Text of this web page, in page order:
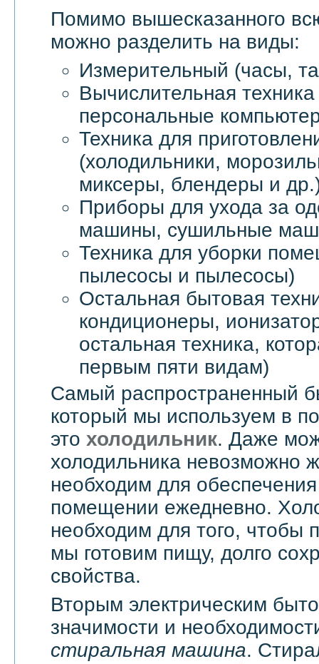
Помимо вышесказанного
можно разделить на виды:
Измерительный (часы,
Вычислительная
персональные
Техника для
(холодильники,
миксеры, блендеры и
Приборы для ухода за
машины, сушильные
Техника для уборки
пылесосы и пылесосы)
Остальная бытовая
кондиционеры,
остальная техника,
первым пяти видам)
Самый распространенный
который мы используем в
это холодильник. Даже
холодильника невозможно
необходим для
помещении ежедневно.
необходим для того, чтобы
мы готовим пищу, долго
свойства.
Вторым электрическим
значимости и
стиральная машина.